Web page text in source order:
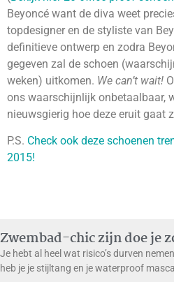
Beyoncé want de diva weet
topdesigner en de styliste van
definitieve ontwerp en zodra
gegeven zal de schoen
weken) uitkomen. We can’t wait!
ons waarschijnlijk onbetaalbaar,
nieuwsgierig hoe deze eruit gaat
P.S. Check ook deze schoenen
2015!
Zwembad-chic zijn doe je
Je hebt al heel wat risico’s durven
heb je je stijltang en je waterproof